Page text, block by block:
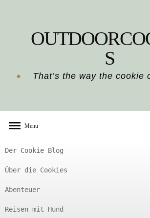
S
That’s the way the cookie
Menu
Der Cookie Blog
Über die Cookies
Abenteuer
Reisen mit Hund